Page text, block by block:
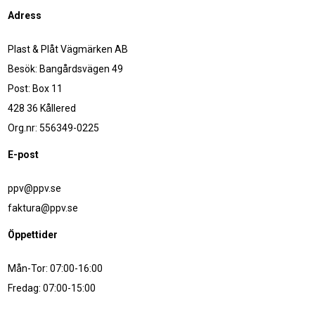
Adress
Plast & Plåt Vägmärken AB
Besök: Bangårdsvägen 49
Post: Box 11
428 36 Kållered
Org.nr: 556349-0225
E-post
ppv@ppv.se
faktura@ppv.se
Öppettider
Mån-Tor: 07:00-16:00
Fredag: 07:00-15:00